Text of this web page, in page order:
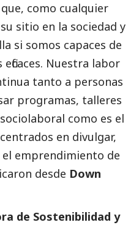
como cualquier
sitio en la sociedad y
si somos capaces de
Nuestra labor
tanto a personas
programas, talleres
como es el
en divulgar,
emprendimiento de
desde Down
de Sostenibilidad y